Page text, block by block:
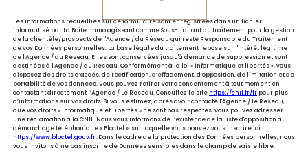
Les informations recueillies sur ce formulaire sont enregistrées dans un fichier
informatisé par La Boite Immo agissant comme Sous-traitant du traitement pour la gestion
de la clientèle/prospects de l'Agence / du Réseau qui reste Responsable du Traitement
de vos Données personnelles. La base légale du traitement repose sur l'intérêt légitime
de l'Agence / du Réseau. Elles sont conservées jusqu'à demande de suppression et sont
destinées à l'Agence / au Réseau. Conformément à la loi « informatique et libertés », vous
disposez des droits d’accès, de rectification, d’effacement, d’opposition, de limitation et de
portabilité de vos données. Vous pouvez retirer votre consentement à tout moment en
contactant directement l’Agence / Le Réseau. Consultez le site https://cnil.fr/fr pour plus
d’informations sur vos droits. Si vous estimez, après avoir contacté l'Agence / le Réseau,
que vos droits « Informatique et Libertés » ne sont pas respectés, vous pouvez adresser
une réclamation à la CNIL. Nous vous informons de l’existence de la liste d'opposition au
démarchage téléphonique « Bloctel », sur laquelle vous pouvez vous inscrire ici :
https://www.bloctel.gouv.fr. Dans le cadre de la protection des Données personnelles, nous
vous invitons à ne pas inscrire de Données sensibles dans le champ de saisie libre.